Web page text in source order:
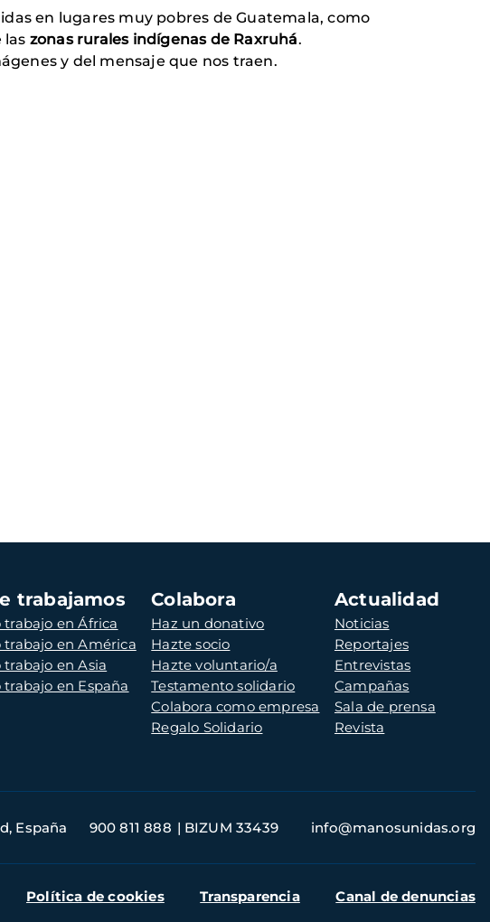
en lugares muy pobres de Guatemala, como
las zonas rurales indígenas de Raxruhá.
y del mensaje que nos traen.
trabajamos
trabajo en África
trabajo en América
trabajo en Asia
trabajo en España
Colabora
Haz un donativo
Hazte socio
Hazte voluntario/a
Testamento solidario
Colabora como empresa
Regalo Solidario
Actualidad
Noticias
Reportajes
Entrevistas
Campañas
Sala de prensa
Revista
España 900 811 888 BIZUM 33439 info@manosunidas.org
Política de cookies Transparencia Canal de denuncias